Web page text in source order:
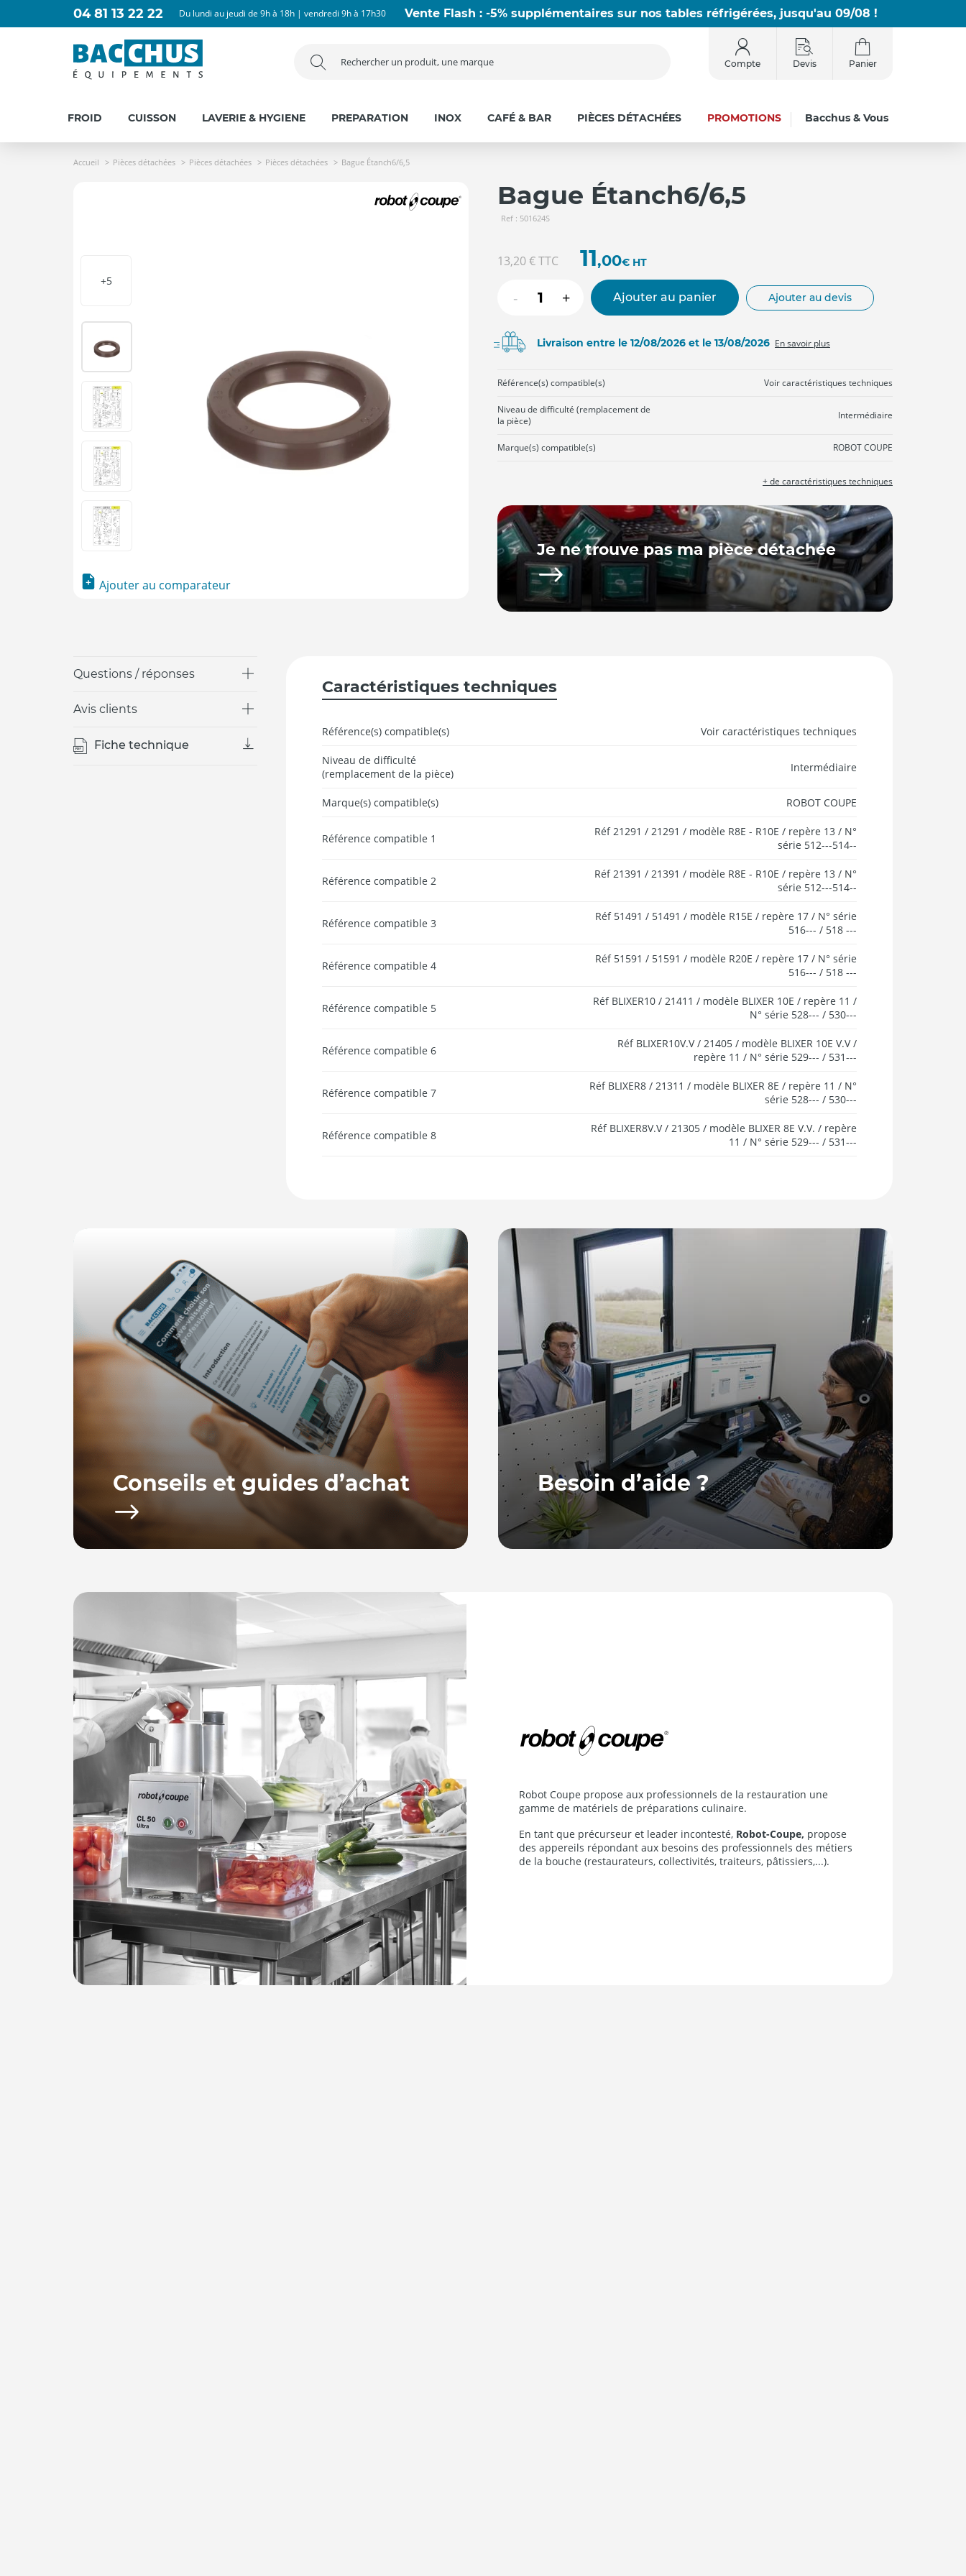
04 81 13 22 22 Du lundi au jeudi de 9h à 18h | vendredi 9h à 17h30 Vente Flash : -5% supplémentaires sur nos tables réfrigérées, jusqu'au 09/08 !
Compte Devis Panier
FROID CUISSON LAVERIE & HYGIENE PREPARATION INOX CAFÉ & BAR PIÈCES DÉTACHÉES PROMOTIONS Bacchus & Vous
Accueil Pièces détachées Pièces détachées Pièces détachées Bague Étanch6/6,5
Ajouter au comparateur
+5
Bague Étanch6/6,5
Ref : 501624S
13,20 €TTC 11,00€ HT
- + Ajouter au panier Ajouter au devis
Livraison entre le 12/08/2026 et le 13/08/2026 En savoir plus
Référence(s) compatible(s) Voir caractéristiques techniques
Niveau de difficulté (remplacement de
la pièce)
Intermédiaire
Marque(s) compatible(s) ROBOT COUPE
+ de caractéristiques techniques
Je ne trouve pas ma pièce détachée
Questions / réponses
Avis clients
Fiche technique
Caractéristiques techniques
Référence(s) compatible(s) Voir caractéristiques techniques
Niveau de difficulté
(remplacement de la pièce)
Intermédiaire
Marque(s) compatible(s) ROBOT COUPE
Référence compatible 1
Réf 21291 / 21291 / modèle R8E - R10E / repère 13 / N°
série 512---514--
Référence compatible 2
Réf 21391 / 21391 / modèle R8E - R10E / repère 13 / N°
série 512---514--
Référence compatible 3
Réf 51491 / 51491 / modèle R15E / repère 17 / N° série
516--- / 518 ---
Référence compatible 4
Réf 51591 / 51591 / modèle R20E / repère 17 / N° série
516--- / 518 ---
Référence compatible 5
Réf BLIXER10 / 21411 / modèle BLIXER 10E / repère 11 /
N° série 528--- / 530---
Référence compatible 6
Réf BLIXER10V.V / 21405 / modèle BLIXER 10E V.V /
repère 11 / N° série 529--- / 531---
Référence compatible 7
Réf BLIXER8 / 21311 / modèle BLIXER 8E / repère 11 / N°
série 528--- / 530---
Référence compatible 8
Réf BLIXER8V.V / 21305 / modèle BLIXER 8E V.V. / repère
11 / N° série 529--- / 531---
Conseils et guides d’achat
Bacchus equipements vous propose toute une série de guides
d’achat afin de vous fournir les conseils pour bien choisir et
utiliser votre équipement.
Besoin d’aide ?
Notre équipe, basée en France, se tient à votre disposition pour
répondre à vos questions
Robot Coupe propose aux professionnels de la restauration une
gamme de matériels de préparations culinaire.
En tant que précurseur et leader incontesté, Robot-Coupe, propose
des appereils répondant aux besoins des professionnels des métiers
de la bouche (restaurateurs, collectivités, traiteurs, pâtissiers,...).